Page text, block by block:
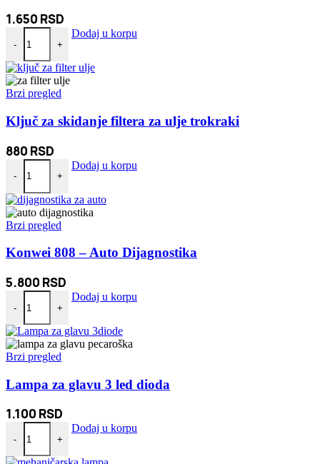
1.650 RSD
-
Klešta za skidanje šelne sa sajlom količina
+
Dodaj u korpu
Brzi pregled
Ključ za skidanje filtera za ulje trokraki
880 RSD
-
Ključ za skidanje filtera za ulje trokraki količina
+
Dodaj u korpu
Brzi pregled
Konwei 808 – Auto Dijagnostika
5.800 RSD
-
Konwei 808 - Auto Dijagnostika količina
+
Dodaj u korpu
Brzi pregled
Lampa za glavu 3 led dioda
1.100 RSD
-
Lampa za glavu 3 led dioda količina
+
Dodaj u korpu